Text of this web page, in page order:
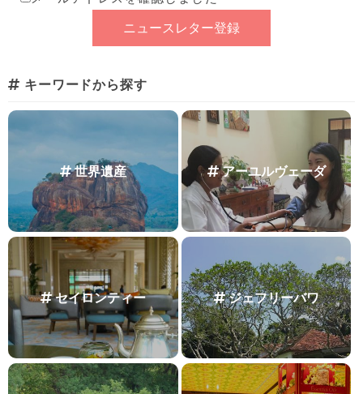
キーワードから探す
世界遺産 アーユルヴェーダ
セイロンティー ジェフリーバワ